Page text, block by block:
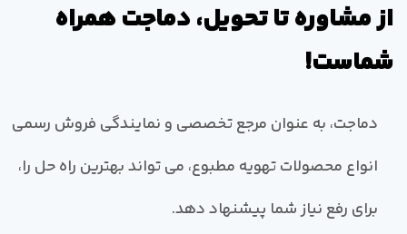
از مشاوره تا تحویل، دماجت همراه
شماست!
دماجت، به عنوان مرجع تخصصی و نمایندگی فروش رسمی
انواع محصولات تهویه مطبوع، می تواند بهترین راه حل را،
برای رفع نیاز شما پیشنهاد دهد.